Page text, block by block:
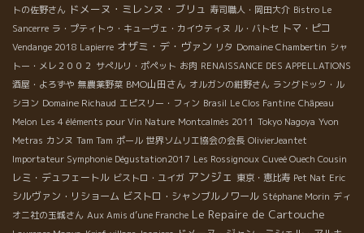
トの佐野さん ドメーヌ・ミレンヌ・ブリュ 寿司職人・岡田大介 Bistro Le
Sancerre ラ・プティトゥ・キューヴェ・カイウティヌ ル・バトセ トマ・ピコ
Vendange 2018 Lapierre オザミ・デ・ヴァン リタ Domaine Chambertin シャ
トー・メレ２００２ サぺルリ・ポペット お肉 RENAISSANCE DES APPELLATIONS
酒屋・よろずや 無農薬野菜 BMO山田さん オルガンの紺野さん ラングドック・ル
シヨン Domaine Richaud エピスリー・フィン Brasil Le Clos Fantine Châpeau
Melon Les 4 éléments pour Vin Nature Montcalmès 2011 Tokyo Nagoya Yvon
Metras カンヌ Tam Tam ポール 世界ソムリエ協会の会長 OlivierJeantet
Importateur Symphonie Dégustation2017 Les Rossignoux Cuveé Ouech Cousin
レミ・デュフェートル ビストロ・ユイガ アンジェ 東京・恵比寿 Pet Nat Eric
シルヴァン・リショーム ビストロ・シャンブルノワール Stéphane Morin ディ
オニ社の玉城さん Aux Amis d’une Franche Le Repaire de Cartouche